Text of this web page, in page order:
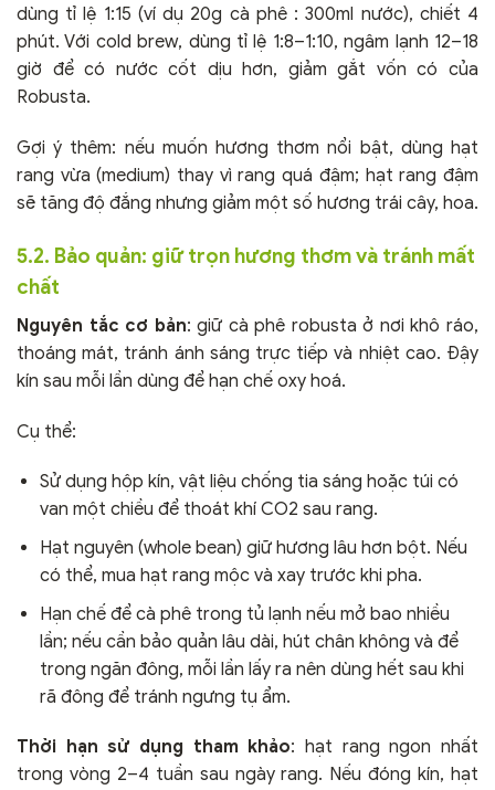
dùng tỉ lệ 1:15 (ví dụ 20g cà phê : 300ml nước), chiết 4
phút. Với cold brew, dùng tỉ lệ 1:8–1:10, ngâm lạnh 12–18
giờ để có nước cốt dịu hơn, giảm gắt vốn có của
Robusta.
Gợi ý thêm: nếu muốn hương thơm nổi bật, dùng hạt
rang vừa (medium) thay vì rang quá đậm; hạt rang đậm
sẽ tăng độ đắng nhưng giảm một số hương trái cây, hoa.
5.2. Bảo quản: giữ trọn hương thơm và tránh mất
chất
Nguyên tắc cơ bản: giữ cà phê robusta ở nơi khô ráo,
thoáng mát, tránh ánh sáng trực tiếp và nhiệt cao. Đậy
kín sau mỗi lần dùng để hạn chế oxy hoá.
Cụ thể:
Sử dụng hộp kín, vật liệu chống tia sáng hoặc túi có
van một chiều để thoát khí CO2 sau rang.
Hạt nguyên (whole bean) giữ hương lâu hơn bột. Nếu
có thể, mua hạt rang mộc và xay trước khi pha.
Hạn chế để cà phê trong tủ lạnh nếu mở bao nhiều
lần; nếu cần bảo quản lâu dài, hút chân không và để
trong ngăn đông, mỗi lần lấy ra nên dùng hết sau khi
rã đông để tránh ngưng tụ ẩm.
Thời hạn sử dụng tham khảo: hạt rang ngon nhất
trong vòng 2–4 tuần sau ngày rang. Nếu đóng kín, hạt